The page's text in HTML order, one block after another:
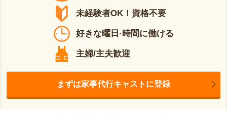
未経験者OK！資格不要
好きな曜日·時間に働ける
主婦/主夫歓迎
まずは家事代行キャストに登録